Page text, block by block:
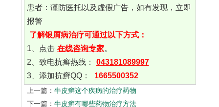
患者：谨防医托以及虚假广告，如有发现，立即
报警
了解银屑病治疗可通过以下方式：
1、点击 在线咨询专家。
2、致电抗癣热线：
043181089997
3、添加抗癣QQ：
1665500352
上一篇： 牛皮癣这个疾病的治疗药物
下一篇： 牛皮癣有哪些药物治疗方法